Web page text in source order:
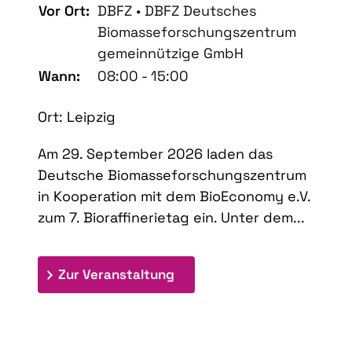
Vor Ort: DBFZ • DBFZ Deutsches
Biomasseforschungszentrum
gemeinnützige GmbH
Wann:
08:00 - 15:00
Ort: Leipzig
Am 29. September 2026 laden das
Deutsche Biomasseforschungszentrum
in Kooperation mit dem BioEconomy e.V.
zum 7. Bioraffinerietag ein. Unter dem...
Zur Veranstaltung